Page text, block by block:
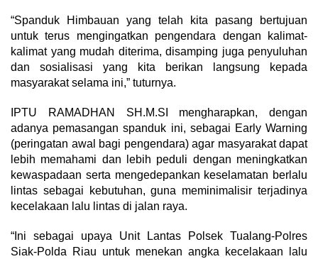
“Spanduk Himbauan yang telah kita pasang bertujuan
untuk terus mengingatkan pengendara dengan kalimat-
kalimat yang mudah diterima, disamping juga penyuluhan
dan sosialisasi yang kita berikan langsung kepada
masyarakat selama ini,” tuturnya.
IPTU RAMADHAN SH.M.SI mengharapkan, dengan
adanya pemasangan spanduk ini, sebagai Early Warning
(peringatan awal bagi pengendara) agar masyarakat dapat
lebih memahami dan lebih peduli dengan meningkatkan
kewaspadaan serta mengedepankan keselamatan berlalu
lintas sebagai kebutuhan, guna meminimalisir terjadinya
kecelakaan lalu lintas di jalan raya.
“Ini sebagai upaya Unit Lantas Polsek Tualang-Polres
Siak-Polda Riau untuk menekan angka kecelakaan lalu